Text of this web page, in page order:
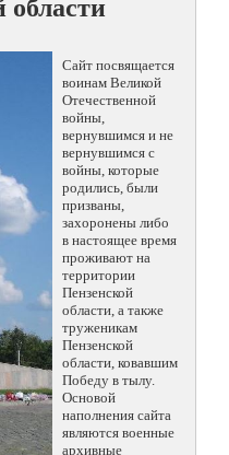
области
Сайт посвящается
воинам Великой
Отечественной
войны,
вернувшимся и не
вернувшимся с
войны, которые
родились, были
призваны,
захоронены либо
в настоящее время
проживают на
территории
Пензенской
области, а также
труженикам
Пензенской
области, ковавшим
Победу в тылу.
Основой
наполнения сайта
являются военные
архивные